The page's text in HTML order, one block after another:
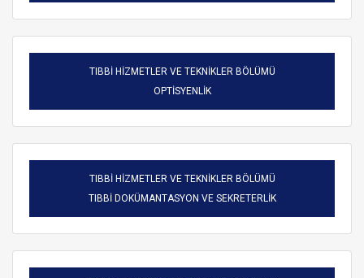
TIBBİ HİZMETLER VE TEKNİKLER BÖLÜMÜ
OPTİSYENLİK
TIBBİ HİZMETLER VE TEKNİKLER BÖLÜMÜ
TIBBİ DOKÜMANTASYON VE SEKRETERLİK